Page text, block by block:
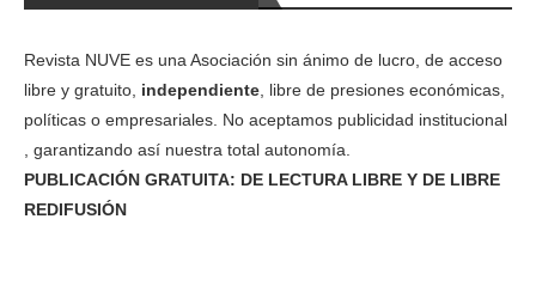
Revista NUVE es una Asociación sin ánimo de lucro, de acceso
libre y gratuito, independiente , libre de presiones económicas,
políticas o empresariales. No aceptamos publicidad institucional
, garantizando así nuestra total autonomía.
PUBLICACIÓN GRATUITA: DE LECTURA LIBRE Y DE LIBRE
REDIFUSIÓN